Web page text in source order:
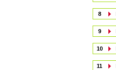
8
9
10
11